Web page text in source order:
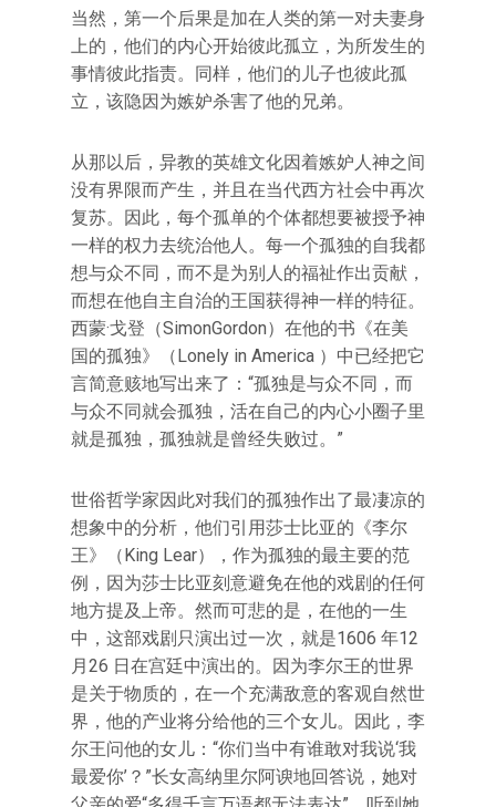
当然，第一个后果是加在人类的第一对夫妻身
上的，他们的内心开始彼此孤立，为所发生的
事情彼此指责。同样，他们的儿子也彼此孤
立，该隐因为嫉妒杀害了他的兄弟。
从那以后，异教的英雄文化因着嫉妒人神之间
没有界限而产生，并且在当代西方社会中再次
复苏。因此，每个孤单的个体都想要被授予神
一样的权力去统治他人。每一个孤独的自我都
想与众不同，而不是为别人的福祉作出贡献，
而想在他自主自治的王国获得神一样的特征。
西蒙·戈登（SimonGordon）在他的书《在美
国的孤独》（Lonely in America ）中已经把它
言简意赅地写出来了：“孤独是与众不同，而
与众不同就会孤独，活在自己的内心小圈子里
就是孤独，孤独就是曾经失败过。”
世俗哲学家因此对我们的孤独作出了最凄凉的
想象中的分析，他们引用莎士比亚的《李尔
王》（King Lear），作为孤独的最主要的范
例，因为莎士比亚刻意避免在他的戏剧的任何
地方提及上帝。然而可悲的是，在他的一生
中，这部戏剧只演出过一次，就是1606 年12
月26 日在宫廷中演出的。因为李尔王的世界
是关于物质的，在一个充满敌意的客观自然世
界，他的产业将分给他的三个女儿。因此，李
尔王问他的女儿：“你们当中有谁敢对我说‘我
最爱你’？”长女高纳里尔阿谀地回答说，她对